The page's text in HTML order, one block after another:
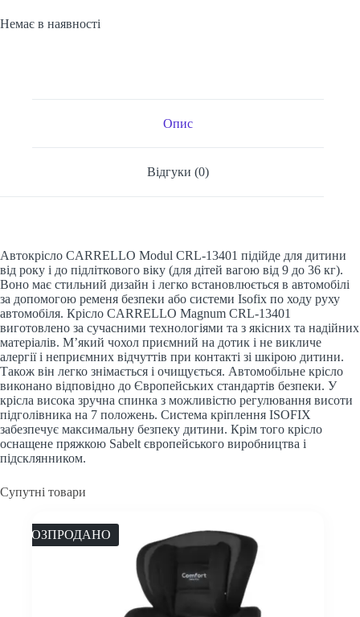
Немає в наявності
Опис
Відгуки (0)
Автокрісло CARRELLO Modul CRL-13401 підійде для дитини
від року і до підліткового віку (для дітей вагою від 9 до 36 кг).
Воно має стильний дизайн і легко встановлюється в автомобілі
за допомогою ременя безпеки або системи Isofix по ходу руху
автомобіля. Крісло CARRELLO Magnum CRL-13401
виготовлено за сучасними технологіями та з якісних та надійних
матеріалів. М’який чохол приємний на дотик і не викличе
алергії і неприємних відчуттів при контакті зі шкірою дитини.
Також він легко знімається і очищується. Автомобільне крісло
виконано відповідно до Європейських стандартів безпеки. У
крісла висока зручна спинка з можливістю регулювання висоти
підголівника на 7 положень. Система кріплення ISOFIX
забезпечує максимальну безпеку дитини. Крім того крісло
оснащене пряжкою Sabelt європейського виробництва і
підсклянником.
Супутні товари
РОЗПРОДАНО